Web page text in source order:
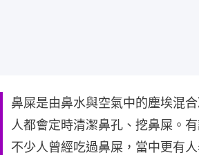
鼻屎是由鼻水與空氣中的塵埃混
人都會定時清潔鼻孔、挖鼻屎。
不少人曾經吃過鼻屎，當中更有